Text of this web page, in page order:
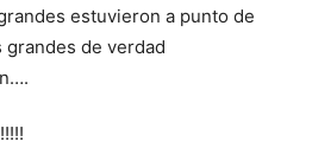
estuvieron a punto de
grandes de verdad